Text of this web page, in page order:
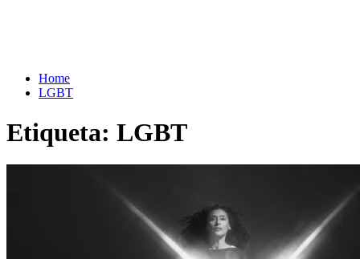
Home
LGBT
Etiqueta: LGBT